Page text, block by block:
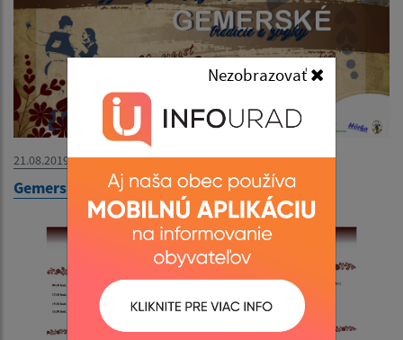
Nezobrazovať
21.08.2019
Gemerské tradície a zvyky - plagát